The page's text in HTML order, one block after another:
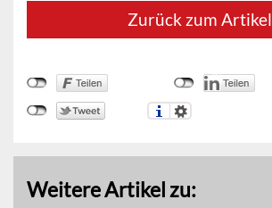
Zurück zum Artikel
Weitere Artikel zu: